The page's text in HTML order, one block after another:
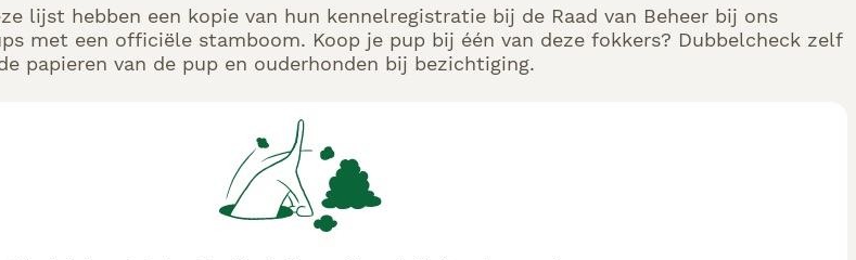
lijst hebben een kopie van hun kennelregistratie bij de Raad van Beheer bij ons
met een officiële stamboom. Koop je pup bij één van deze fokkers? Dubbelcheck zelf
papieren van de pup en ouderhonden bij bezichtiging.